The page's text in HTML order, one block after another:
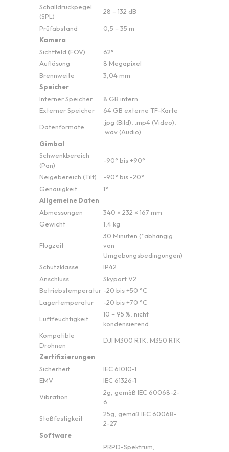
Schalldruckpegel
(SPL)
28 – 132 dB
Prüfabstand
0,5 – 35 m
Kamera
Sichtfeld (FOV)
62°
Auflösung
8 Megapixel
Brennweite
3,04 mm
Speicher
Interner Speicher
8 GB intern
Externer Speicher
64 GB externe TF-Karte
Datenformate
.jpg (Bild), .mp4 (Video),
.wav (Audio)
Gimbal
Schwenkbereich
(Pan)
-90° bis +90°
Neigebereich (Tilt)
-90° bis -20°
Genauigkeit
1°
Allgemeine Daten
Abmessungen
340 × 232 × 167 mm
Gewicht
1,4 kg
Flugzeit
30 Minuten (*abhängig
von
Umgebungsbedingungen)
Schutzklasse
IP42
Anschluss
Skyport V2
Betriebstemperatur -20 bis +50 °C
Lagertemperatur
-20 bis +70 °C
Luftfeuchtigkeit
10 – 95 %, nicht
kondensierend
Kompatible
Drohnen
DJI M300 RTK, M350 RTK
Zertifizierungen
Sicherheit
IEC 61010-1
EMV
IEC 61326-1
Vibration
2g, gemäß IEC 60068-2-
6
Stoßfestigkeit
25g, gemäß IEC 60068-
2-27
Software
PRPD-Spektrum,